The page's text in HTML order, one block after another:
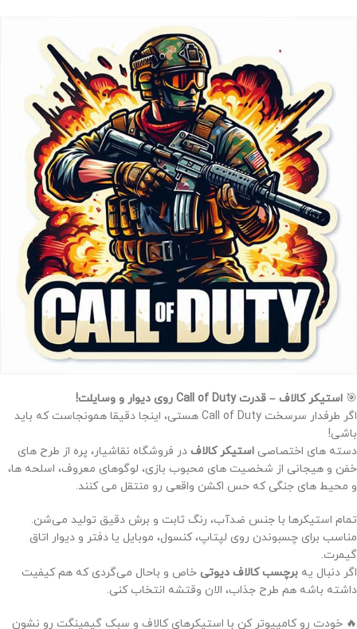
🎯 استیکر کالاف – قدرت Call of Duty روی دیوار و وسایلت!
اگر طرفدار سرسخت Call of Duty هستی، اینجا دقیقا همونجاست که باید
باشی!
دسته های اختصاصی استیکر کالاف در فروشگاه نقاشیار، پره از طرح های
خفن و هیجانی از شخصیت های محبوب بازی، لوگوهای معروف، اسلحه ها،
و محیط های جنگی که حس اکشن واقعی رو منتقل می کنند.
تمام استیکرها با جنس ضدآب، رنگ ثابت و برش دقیق تولید می‌شن.
مناسب برای چسبوندن روی لپتاپ، کنسول، موبایل یا دفتر و دیوار اتاق
گیمرت.
اگر دنبال یه برچسب کالاف دیوتی خاص و باحال می‌گردی که هم کیفیت
داشته باشه هم طرح جذاب، الان وقتشه انتخاب کنی.
🔥 خودت رو کامپیوتر کن با استیکرهای کالاف و سبک گیمینگت رو نشون